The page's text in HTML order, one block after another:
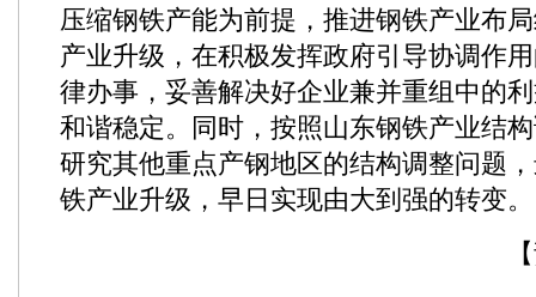
压缩钢铁产能为前提，推进钢铁产业布
产业升级，在积极发挥政府引导协调作
律办事，妥善解决好企业兼并重组中的
和谐稳定。同时，按照山东钢铁产业结
研究其他重点产钢地区的结构调整问题
铁产业升级，早日实现由大到强的转变。